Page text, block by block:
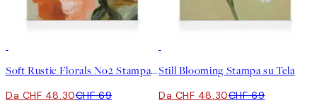
Soft Rustic Florals No2 Stampa su Tela
Da CHF 48.30CHF 69
Still Blooming Stampa su Tela
Da CHF 48.30CHF 69